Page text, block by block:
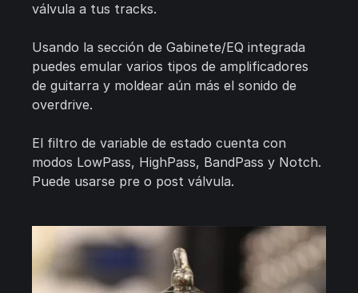
válvula a tus tracks.
Usando la sección de Gabinete/EQ integrada
puedes emular varios tipos de amplificadores
de guitarra y moldear aún más el sonido de
overdrive.
El filtro de variable de estado cuenta con
modos LowPass, HighPass, BandPass y Notch.
Puede usarse pre o post válvula.